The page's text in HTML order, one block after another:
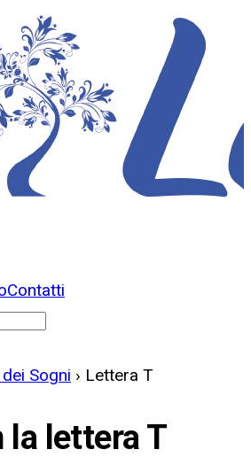
Contatti
Sogni › Lettera T
la lettera T